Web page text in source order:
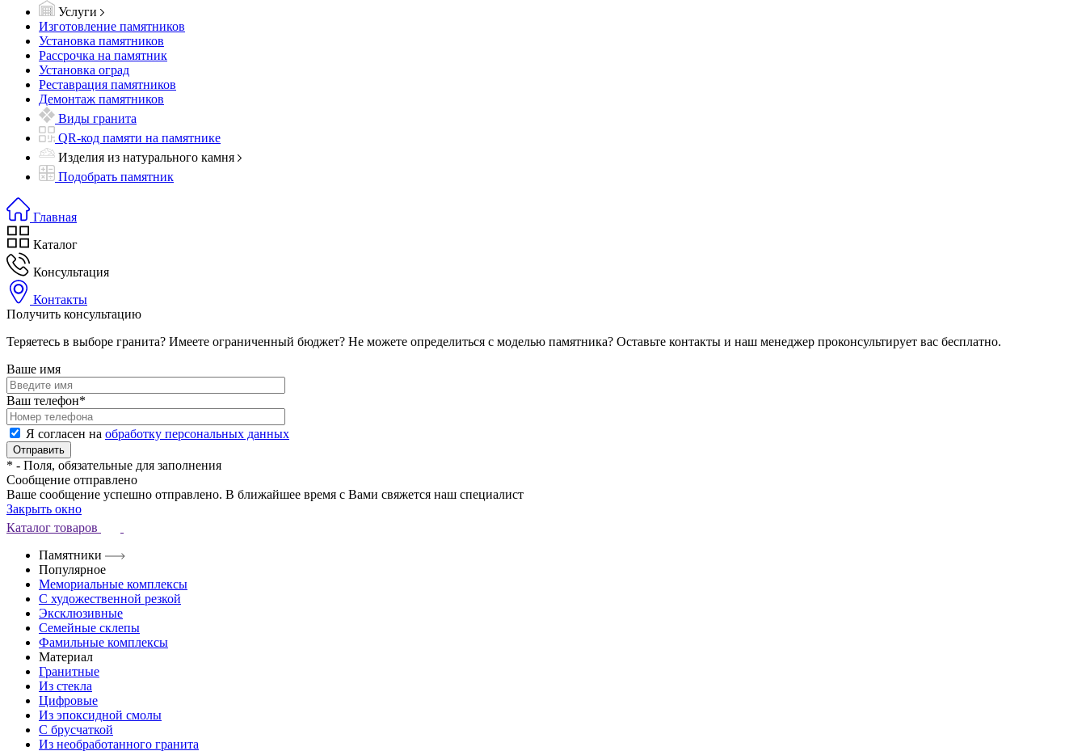
Услуги
Изготовление памятников
Установка памятников
Рассрочка на памятник
Установка оград
Реставрация памятников
Демонтаж памятников
Виды гранита
QR-код памяти на памятнике
Изделия из натурального камня
Подобрать памятник
Главная
Каталог
Консультация
Контакты
Получить консультацию
Теряетесь в выборе гранита? Имеете ограниченный бюджет? Не можете определиться с моделью памятника? Оставьте контакты и наш менеджер проконсультирует вас бесплатно.
Ваше имя
Ваш телефон*
Я согласен на обработку персональных данных
* - Поля, обязательные для заполнения
Сообщение отправлено
Ваше сообщение успешно отправлено. В ближайшее время с Вами свяжется наш специалист
Закрыть окно
Каталог товаров
Памятники
Популярное
Мемориальные комплексы
С художественной резкой
Эксклюзивные
Семейные склепы
Фамильные комплексы
Материал
Гранитные
Из стекла
Цифровые
Из эпоксидной смолы
С брусчаткой
Из необработанного гранита